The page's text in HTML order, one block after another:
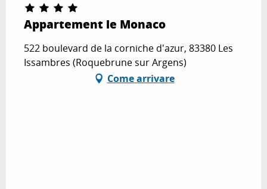
Appartement le Monaco
522 boulevard de la corniche d'azur, 83380 Les
Issambres (Roquebrune sur Argens)
Come arrivare